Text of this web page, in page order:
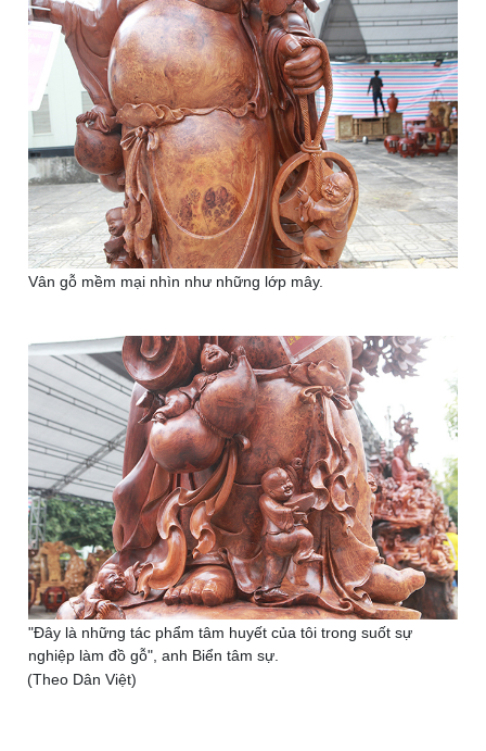
Vân gỗ mềm mại nhìn như những lớp mây.
"Đây là những tác phẩm tâm huyết của tôi trong suốt sự
nghiệp làm đồ gỗ", anh Biển tâm sự.
(Theo Dân Việt)